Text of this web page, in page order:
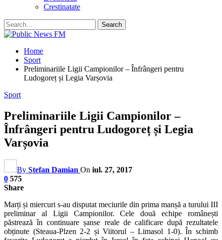
Crestinatate
Home
Sport
Preliminariile Ligii Campionilor – Înfrângeri pentru
Ludogoreț și Legia Varșovia
Sport
Preliminariile Ligii Campionilor –
Înfrângeri pentru Ludogoreț și Legia
Varșovia
By Stefan Damian On iul. 27, 2017
0 575
Share
Marți și miercuri s-au disputat meciurile din prima manșă a turului III
preliminar al Ligii Campionilor. Cele două echipe românești
păstrează în continuare șanse reale de calificare după rezultatele
obținute (Steaua-Plzen 2-2 și Viitorul – Limasol 1-0). În schimb